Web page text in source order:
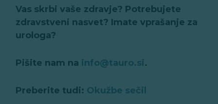
Vas skrbi vaše zdravje? Potrebujete
zdravstveni nasvet? Imate vprašanje za
urologa?
Pišite nam na info@tauro.si.
Preberite tudi: Okužbe sečil